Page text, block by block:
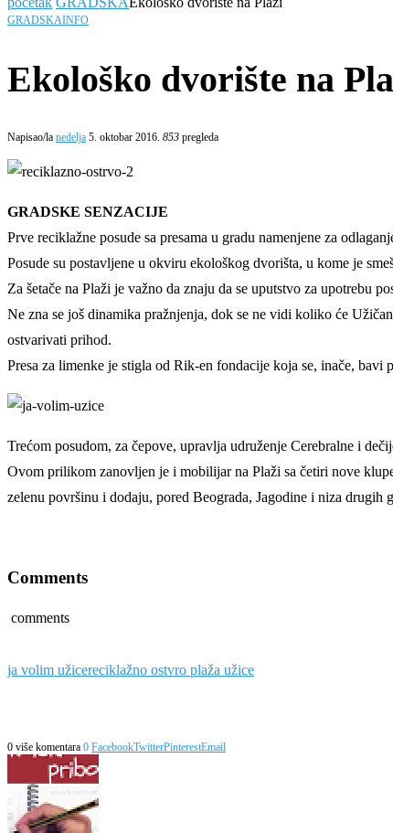
GRADSKAINFO
Ekološko dvorište na
Napisao/la nedelja 5. oktobar 2016. 853 pregleda
GRADSKE SENZACIJE
Prve reciklažne posude sa presama u gradu namenjene za
Posude su postavljene u okviru ekološkog dvorišta, u kome je
Za šetače na Plaži je važno da znaju da se uputstvo za upotrebu
Ne zna se još dinamika pražnjenja, dok se ne vidi koliko će
ostvarivati prihod.
Presa za limenke je stigla od Rik-en fondacije koja se, inače,
Trećom posudom, za čepove, upravlja udruženje Cerebralne i
Ovom prilikom zanovljen je i mobilijar na Plaži sa četiri nove
zelenu površinu i dodaju, pored Beograda, Jagodine i niza
Comments
comments
ja volim užicereciklažno ostvro plaža užice
0 više komentara 0 FacebookTwitterPinterestEmail